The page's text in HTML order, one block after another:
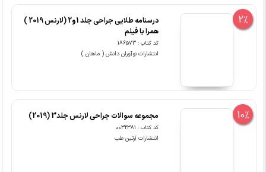
2%
درسنامه طلایی جراحی جلد 1و2 (لارنس 2019 )
همرا با فیلم
کد کتاب : 186573
انتشارات نوآوران دانش ( ماهان )
10% مجموعه سوالات جراحی لارنس جلد3 (2019)
کد کتاب : 0032381
انتشارات آرتین طب